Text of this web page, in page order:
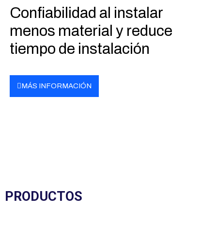
Confiabilidad al instalar
menos material y reduce
tiempo de instalación
MÁS INFORMACIÓN
PRODUCTOS